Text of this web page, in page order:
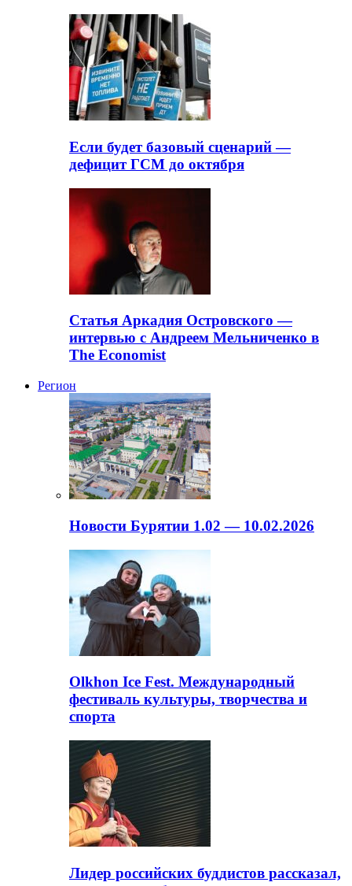
Если будет базовый сценарий —
дефицит ГСМ до октября
Статья Аркадия Островского —
интервью с Андреем Мельниченко в
The Economist
Регион
Новости Бурятии 1.02 — 10.02.2026
Olkhon Ice Fest. Международный
фестиваль культуры, творчества и
спорта
Лидер российских буддистов рассказал,